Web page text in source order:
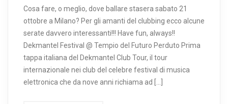
Cosa fare, o meglio, dove ballare stasera sabato 21
ottobre a Milano? Per gli amanti del clubbing ecco alcune
serate davvero interessanti!!! Have fun, always!!
Dekmantel Festival @ Tempio del Futuro Perduto Prima
tappa italiana del Dekmantel Club Tour, il tour
internazionale nei club del celebre festival di musica
elettronica che da nove anni richiama ad […]